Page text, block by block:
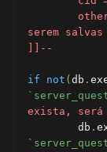
serem
]]--
if not ( db .
exista, será
	db
.